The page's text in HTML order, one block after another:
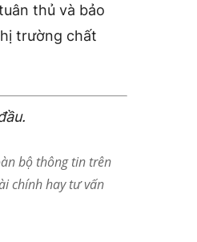
thủ và bảo
trường chất
bộ thông tin trên
chính hay tư vấn